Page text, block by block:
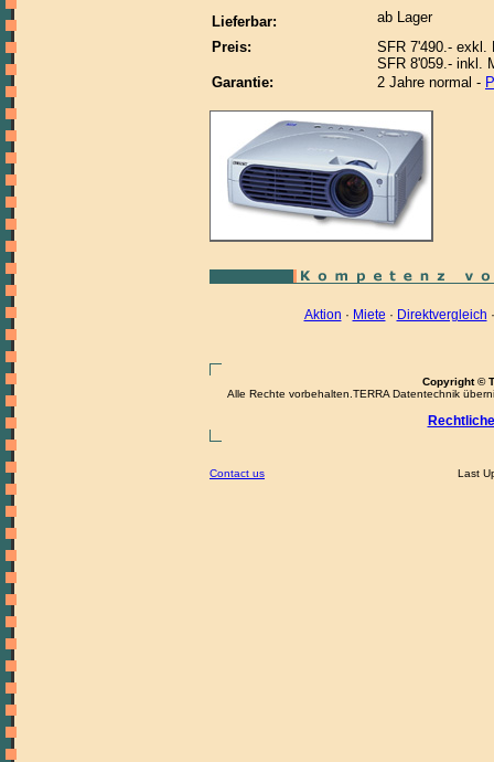
Lieferbar:
ab Lager
Preis:
SFR 7'490.- exkl.
SFR 8'059.- inkl.
Garantie:
2 Jahre normal -
Aktion · Miete · Direktvergleich
Copyright ©
Alle Rechte vorbehalten.TERRA Datentechnik
Contact us Last